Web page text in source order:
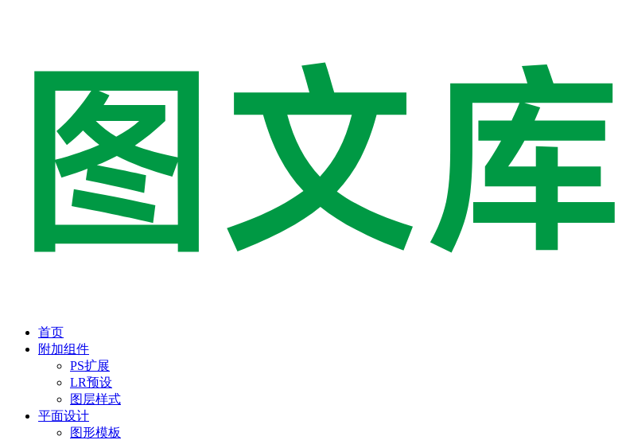
首页
附加组件
PS扩展
LR预设
图层样式
平面设计
图形模板